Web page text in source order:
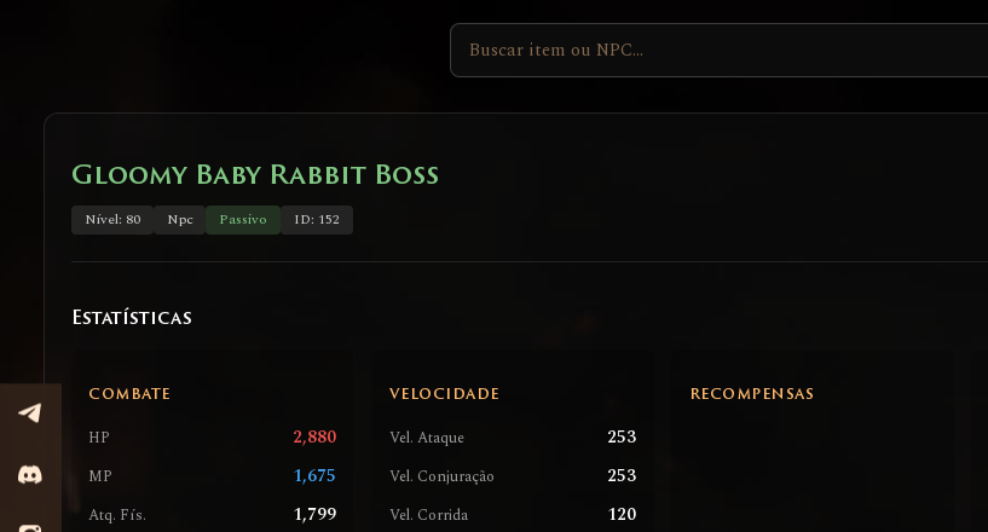
Gloomy Baby Rabbit Boss
Nível: 80 Npc Passivo ID: 152
Estatísticas
COMBATE
HP 2,880
MP 1,675
Atq. Fís. 1,799
VELOCIDADE
Vel. Ataque 253
Vel. Conjuração 253
Vel. Corrida 120
RECOMPENSAS